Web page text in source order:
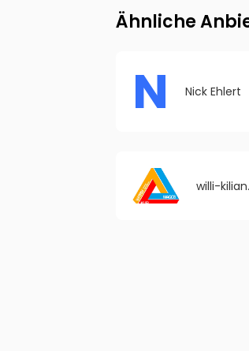
Ähnliche
N Nick Ehlert
willi-